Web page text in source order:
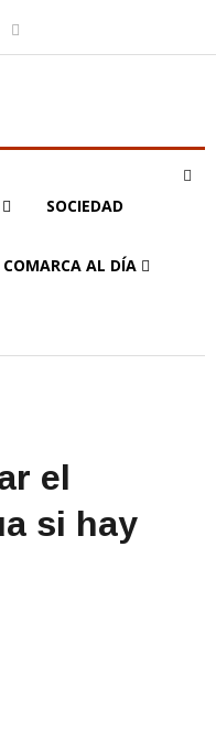
SOCIEDAD
COMARCA AL DÍA
el
si hay